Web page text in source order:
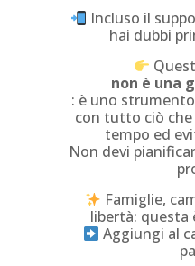
Incluso il
hai dubbi
non è una
: è uno
con tutto ciò che
tempo ed
Non devi
Famiglie,
libertà: questa
Aggiungi al